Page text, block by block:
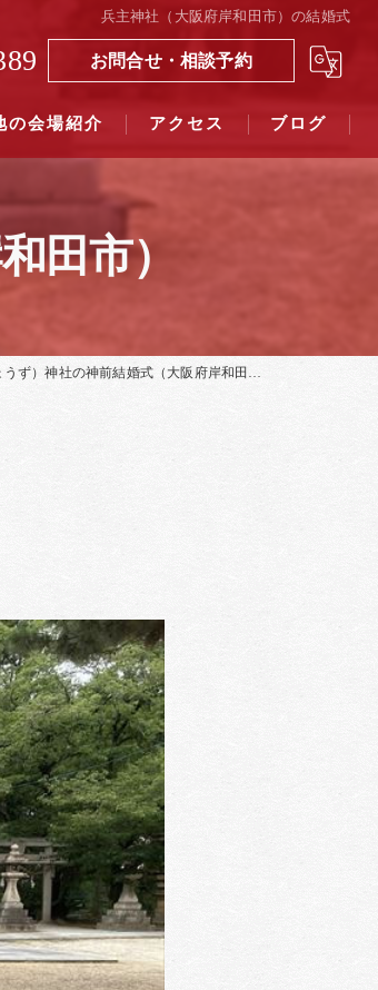
兵主神社（大阪府岸和田市）の結婚式
お問合せ・相談予約
々九度東京
の会場紹介 アクセス ブログ
田市）
ず）神社の神前結婚式（大阪府岸和田市）